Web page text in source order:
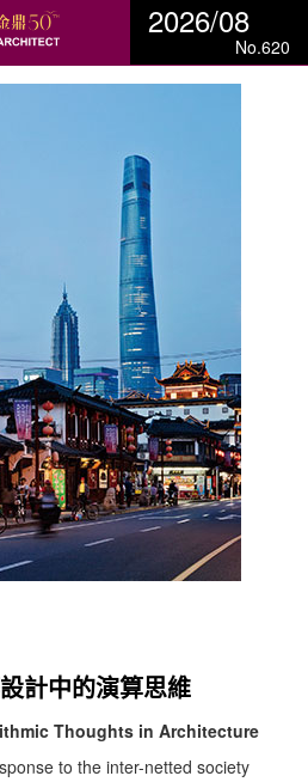
2026/08
No.620
計中的演算思維
Thoughts in Architecture
to the inter-netted society